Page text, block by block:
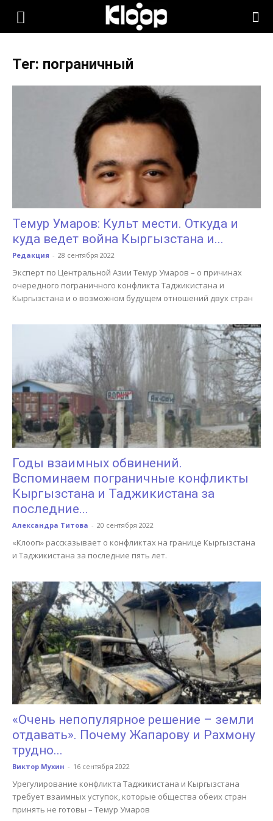
KLOOP.KG
Тег: пограничный
Темур Умаров: Культ мести. Откуда и
куда ведет война Кыргызстана и...
Редакция - 28 сентября 2022
Эксперт по Центральной Азии Темур Умаров – о причинах
очередного пограничного конфликта Таджикистана и
Кыргызстана и о возможном будущем отношений двух стран
Годы взаимных обвинений.
Вспоминаем пограничные конфликты
Кыргызстана и Таджикистана за
последние...
Александра Титова - 20 сентября 2022
«Клооп» рассказывает о конфликтах на границе Кыргызстана
и Таджикистана за последние пять лет.
«Очень непопулярное решение – земли
отдавать». Почему Жапарову и Рахмону
трудно...
Виктор Мухин - 16 сентября 2022
Урегулирование конфликта Таджикистана и Кыргызстана
требует взаимных уступок, которые общества обеих стран
принять не готовы – Темур Умаров